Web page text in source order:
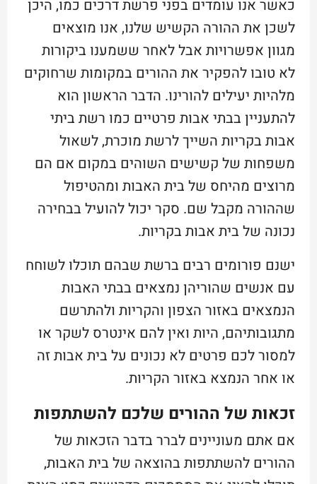
כאשר אנו עומדים בפני פרשת דרכים כמו, היכן
לשכן את ההורה הקשיש שלנו, אנו מוצאים
מגוון אפשרויות אבל לאחר ששמענו ביקורות
לא טובו להפקיר את ההורים במקומות שרחוקים
מלהיות יעילים להורינו. הדבר הראשון הוא
להתעניין בבתי אבות פרטיים כמו רשת ביתי
אבות בקריות השייך לרשת מוכרת, לשאול
משפחות של קשישים השוהים במקום אם הם
מרוצים מהיחס של בית האבות ומהטיפול
שההורה מקבל שם. סקר יכול להועיל בבחירה
נכונה של בית אבות בקריות.
ישנם פורומים רבים ברשת שבהם תוכלו לשוחח
עם אנשים שהוריהן נמצאים בבתי האבות
הנמצאים באזור הצפון והקריות ולהתרשם
מתגובותיהם, היות ואין להם אינטרס לשקר או
למסור לכם פרטים לא נכונים על בית אבות זה
או אחר הנמצא באזור הקריות.
זכאות של ההורים שלכם להשתתפות
אם אתם מעוניינים לברר בדבר הזכאות של
ההורים להשתתפות בהוצאה של בית האבות,